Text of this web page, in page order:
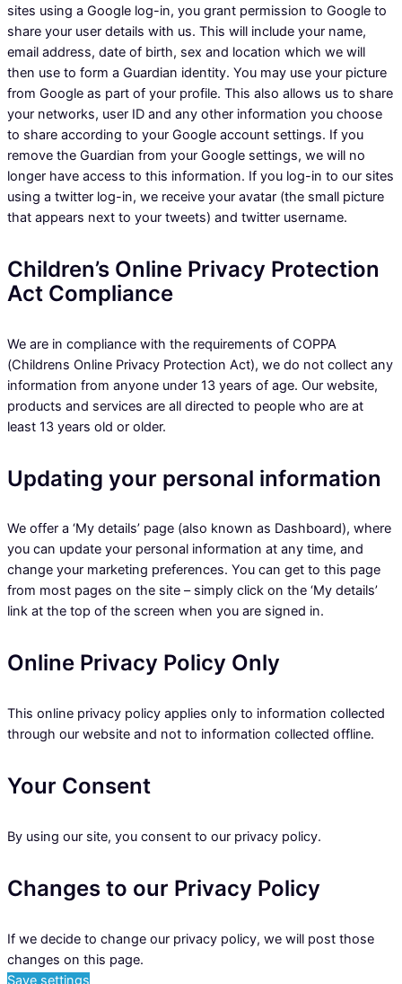
sites using a Google log-in, you grant permission to Google to
share your user details with us. This will include your name,
email address, date of birth, sex and location which we will
then use to form a Guardian identity. You may use your picture
from Google as part of your profile. This also allows us to share
your networks, user ID and any other information you choose
to share according to your Google account settings. If you
remove the Guardian from your Google settings, we will no
longer have access to this information. If you log-in to our sites
using a twitter log-in, we receive your avatar (the small picture
that appears next to your tweets) and twitter username.
Children’s Online Privacy Protection
Act Compliance
We are in compliance with the requirements of COPPA
(Childrens Online Privacy Protection Act), we do not collect any
information from anyone under 13 years of age. Our website,
products and services are all directed to people who are at
least 13 years old or older.
Updating your personal information
We offer a ‘My details’ page (also known as Dashboard), where
you can update your personal information at any time, and
change your marketing preferences. You can get to this page
from most pages on the site – simply click on the ‘My details’
link at the top of the screen when you are signed in.
Online Privacy Policy Only
This online privacy policy applies only to information collected
through our website and not to information collected offline.
Your Consent
By using our site, you consent to our privacy policy.
Changes to our Privacy Policy
If we decide to change our privacy policy, we will post those
changes on this page.
Save settings